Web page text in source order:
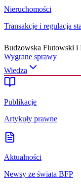
Nieruchomości
Transakcje i regulacja
Budzowska Fiutowski i
Wygrane sprawy
Wiedza
Publikacje
Artykuły prawne
Aktualności
Newsy ze świata BFP